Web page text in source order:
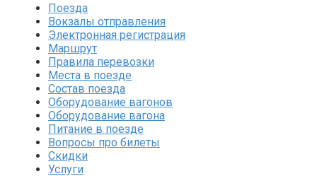
Поезда
Вокзалы отправления
Электронная регистрация
Маршрут
Правила перевозки
Места в поезде
Состав поезда
Оборудование вагонов
Оборудование вагона
Питание в поезде
Вопросы про билеты
Скидки
Услуги